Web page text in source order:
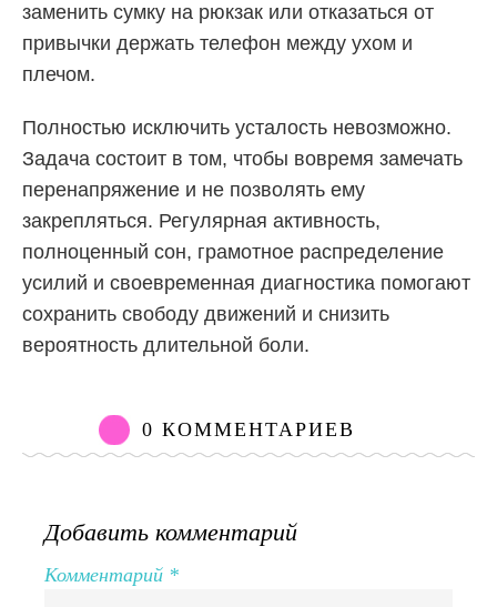
заменить сумку на рюкзак или отказаться от
привычки держать телефон между ухом и
плечом.
Полностью исключить усталость невозможно.
Задача состоит в том, чтобы вовремя замечать
перенапряжение и не позволять ему
закрепляться. Регулярная активность,
полноценный сон, грамотное распределение
усилий и своевременная диагностика помогают
сохранить свободу движений и снизить
вероятность длительной боли.
0 КОММЕНТАРИЕВ
Добавить комментарий
Комментарий *